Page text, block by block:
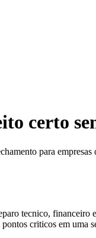
certo
para empresas
tecnico,
criticos em